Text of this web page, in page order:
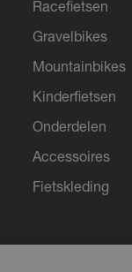
Racefietsen
Gravelbikes
Mountainbikes
Kinderfietsen
Onderdelen
Accessoires
Fietskleding